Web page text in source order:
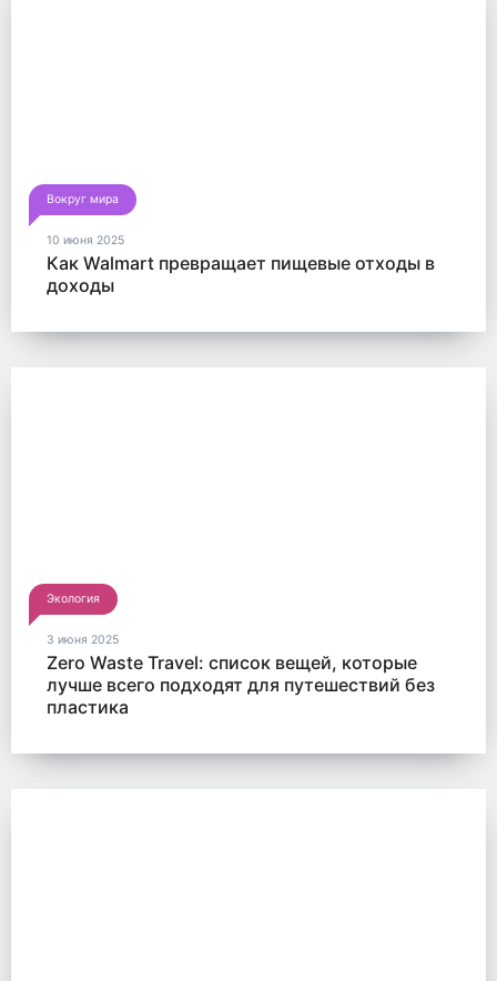
Вокруг мира
10 июня 2025
Как Walmart превращает пищевые отходы в
доходы
Экология
3 июня 2025
Zero Waste Travel: список вещей, которые
лучше всего подходят для путешествий без
пластика